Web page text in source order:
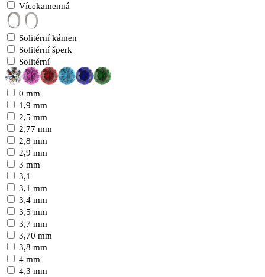
Vícekamenná
Solitérní kámen
Solitérní šperk
Solitérní
0 mm
1,9 mm
2,5 mm
2,77 mm
2,8 mm
2,9 mm
3 mm
3,1
3,1 mm
3,4 mm
3,5 mm
3,7 mm
3,70 mm
3,8 mm
4 mm
4,3 mm